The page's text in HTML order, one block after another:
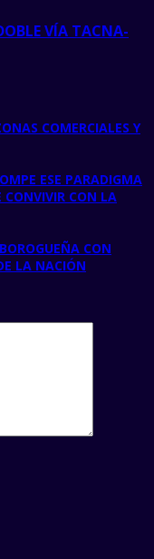
VÍA TACNA-
COMERCIALES Y
ESE PARADIGMA
CONVIVIR CON LA
CON
LA NACIÓN